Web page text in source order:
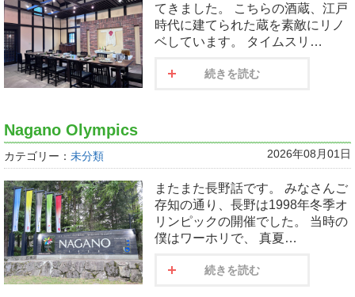
てきました。 こちらの酒蔵、江戸
時代に建てられた蔵を素敵にリノ
ベしています。 タイムスリ…
続きを読む
Nagano Olympics
カテゴリー： 未分類 2026年08月01日
またまた長野話です。 みなさんご
存知の通り、長野は1998年冬季オ
リンピックの開催でした。 当時の
僕はワーホリで、 真夏…
続きを読む